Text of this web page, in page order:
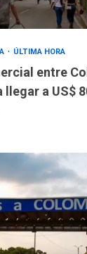
ÚLTIMA HORA
entre
llegar a US$